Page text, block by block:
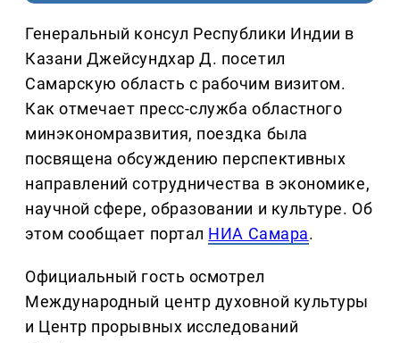
Генеральный консул Республики Индии в
Казани Джейсундхар Д. посетил
Самарскую область с рабочим визитом.
Как отмечает пресс-служба областного
минэкономразвития, поездка была
посвящена обсуждению перспективных
направлений сотрудничества в экономике,
научной сфере, образовании и культуре. Об
этом сообщает портал НИА Самара.
Официальный гость осмотрел
Международный центр духовной культуры
и Центр прорывных исследований